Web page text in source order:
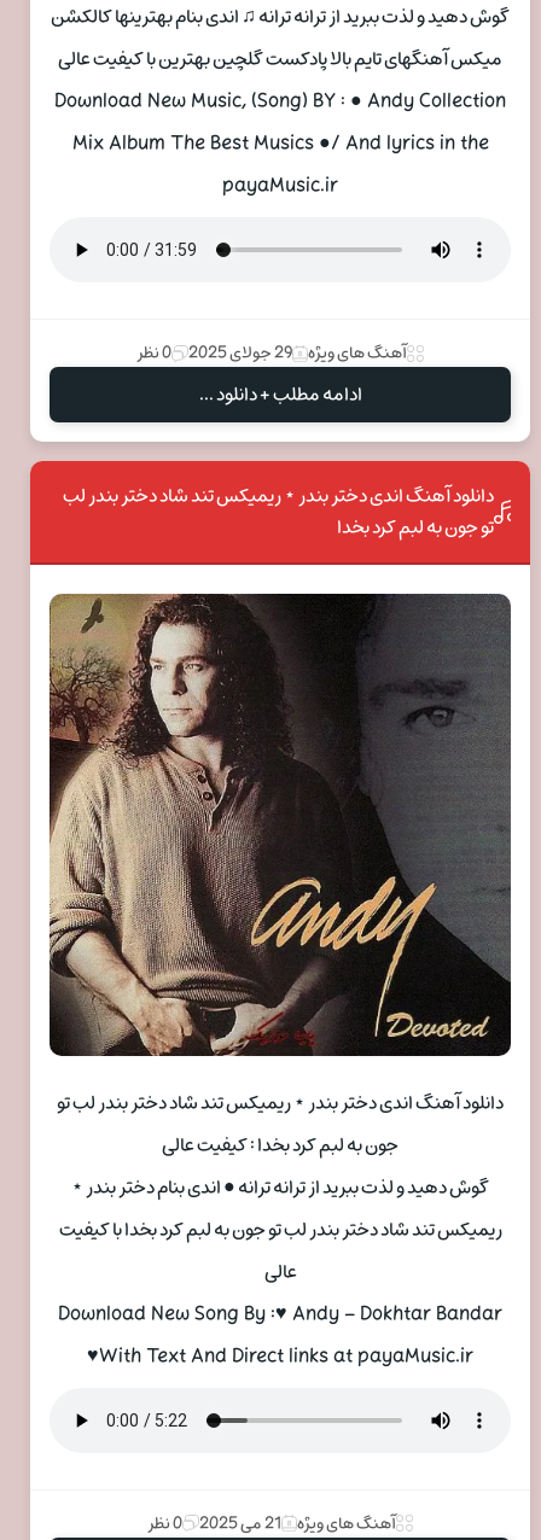
گوش دهید و لذت ببرید از ترانه ترانه ♫ اندی بنام بهترینها کالکشن
میکس آهنگهای تایم بالا پادکست گلچین بهترین با کیفیت عالی
Download New Music, (Song) BY : ● Andy Collection
Mix Album The Best Musics ●/ And lyrics in the
payaMusic.ir
آهنگ های ویژه 29 جولای 2025 0 نظر
ادامه مطلب + دانلود ...
دانلود آهنگ اندی دختر بندر ⋆ ریمیکس تند شاد دختر بندر لب
تو جون به لبم کرد بخدا
دانلود آهنگ اندی دختر بندر ⋆ ریمیکس تند شاد دختر بندر لب تو
جون به لبم کرد بخدا : کیفیت عالی
گوش دهید و لذت ببرید از ترانه ترانه ● اندی بنام دختر بندر ⋆
ریمیکس تند شاد دختر بندر لب تو جون به لبم کرد بخدا با کیفیت
عالی
Download New Song By :♥ Andy – Dokhtar Bandar
♥With Text And Direct links at payaMusic.ir
آهنگ های ویژه 21 می 2025 0 نظر